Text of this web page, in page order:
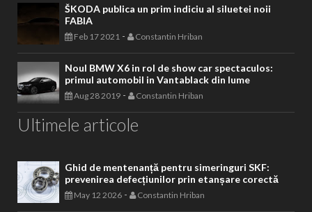
ŠKODA publica un prim indiciu al siluetei noii
FABIA
Feb 17 2021 - Constantin Hriban
Noul BMW X6 in rol de show car spectaculos:
primul automobil in Vantablack din lume
Aug 28 2019 - Constantin Hriban
Ultimele articole
Ghid de mentenanță pentru simeringuri SKF:
prevenirea defecțiunilor prin etanșare corectă
May 12 2026 - Constantin Hriban